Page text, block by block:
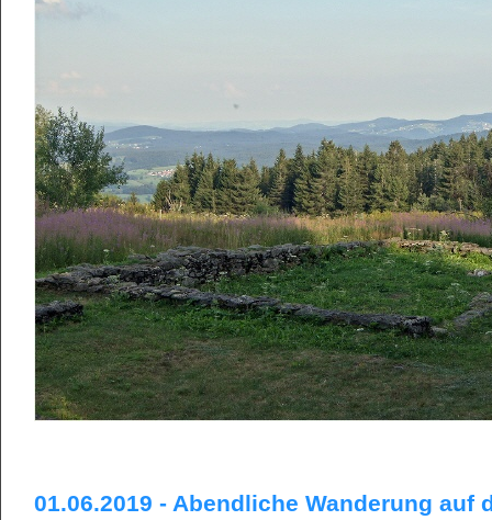
01.06.2019 - Abendliche Wanderung auf